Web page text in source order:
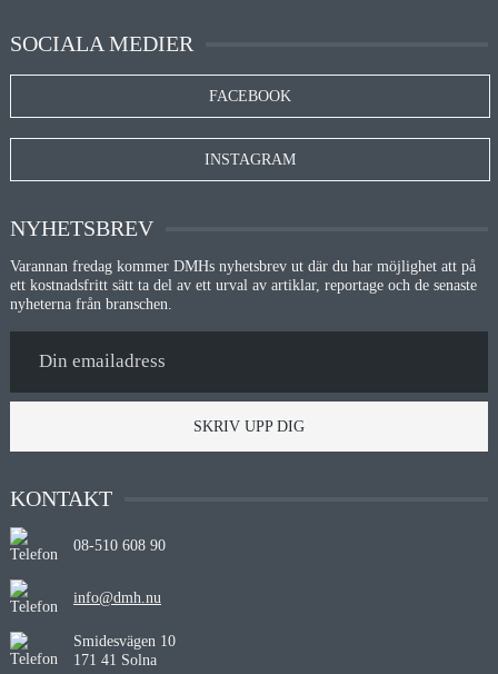
SOCIALA MEDIER
FACEBOOK
INSTAGRAM
NYHETSBREV
Varannan fredag kommer DMHs nyhetsbrev ut där du har möjlighet att på
ett kostnadsfritt sätt ta del av ett urval av artiklar, reportage och de senaste
nyheterna från branschen.
SKRIV UPP DIG
KONTAKT
08-510 608 90
info@dmh.nu
Smidesvägen 10
171 41 Solna